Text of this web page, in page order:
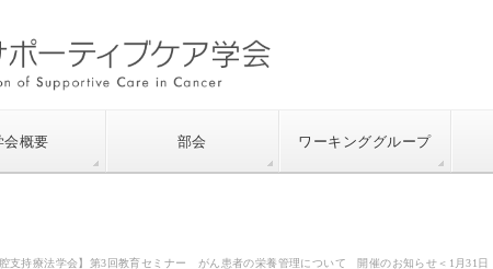
会概要 部会 ワーキンググループ
腔支持療法学会】第3回教育セミナー がん患者の栄養管理について 開催のお知らせ＜1月31日